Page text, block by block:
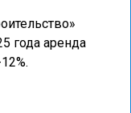
года аренда